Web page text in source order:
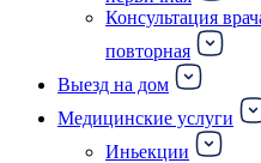
Консультация
повторная
Выезд на дом
Медицинские услуги
Иньекции